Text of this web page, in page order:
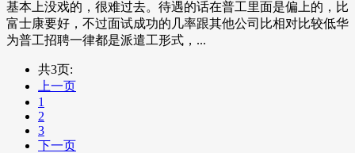
基本上没戏的，很难过去。待遇的话在普工里面是偏上的，比
富士康要好，不过面试成功的几率跟其他公司比相对比较低华
为普工招聘一律都是派遣工形式，...
共3页:
上一页
1
2
3
下一页